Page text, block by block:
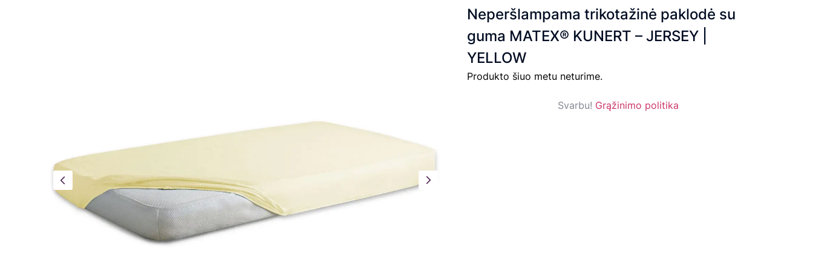
Neperšlampama trikotažinė paklodė su
guma MATEX® KUNERT – JERSEY |
YELLOW
Produkto šiuo metu neturime.
Svarbu! Grąžinimo politika